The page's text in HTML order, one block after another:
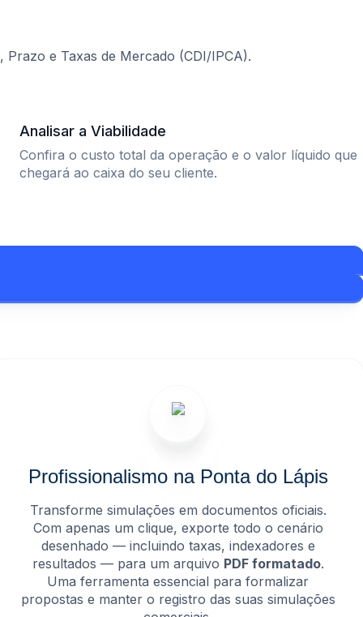
e Taxas de Mercado (CDI/IPCA).
Analisar a Viabilidade
Confira o custo total da operação e o valor líquido que
chegará ao caixa do seu cliente.
Profissionalismo na Ponta do Lápis
Transforme simulações em documentos oficiais.
Com apenas um clique, exporte todo o cenário
desenhado — incluindo taxas, indexadores e
resultados — para um arquivo PDF formatado.
Uma ferramenta essencial para formalizar
propostas e manter o registro das suas simulações